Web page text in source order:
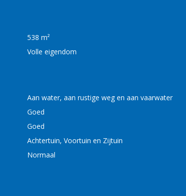
538 m²
Volle eigendom
Aan water, aan rustige weg en aan vaarwater
Goed
Goed
Achtertuin, Voortuin en Zijtuin
Normaal